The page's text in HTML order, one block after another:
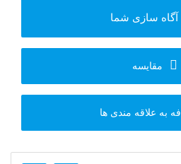
آگاه سازی شما
مقایسه
به علاقه مندی ها